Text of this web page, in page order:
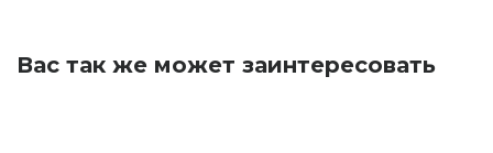
Вас так же может заинтересовать